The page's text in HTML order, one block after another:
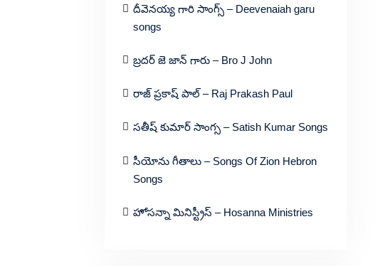
దీవెనయ్య గారి సాంగ్స్ – Deevenaiah garu
songs
బ్రదర్ జె జాన్ గారు – Bro J John
రాజ్ ప్రకాష్ పాల్ – Raj Prakash Paul
సతీష్ కుమార్ సాంగ్స – Satish Kumar Songs
సీయోను గీతాలు – Songs Of Zion Hebron
Songs
హోసన్నా మినిస్ట్రీస్ – Hosanna Ministries